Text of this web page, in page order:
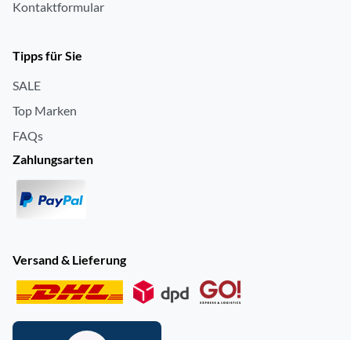
Kontaktformular
Tipps für Sie
SALE
Top Marken
FAQs
Zahlungsarten
Versand & Lieferung